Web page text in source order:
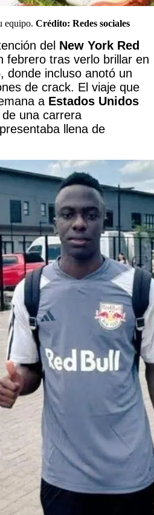
equipo. Crédito: Redes sociales
del New York Red
febrero tras verlo brillar en
, donde incluso anotó un
de crack. El viaje que
a Estados Unidos
una carrera
llena de